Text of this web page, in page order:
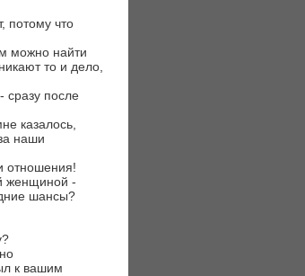
потому что
можно найти
то и дело,
сразу после
казалось,
наши
отношения!
женщиной -
шансы?
к вашим